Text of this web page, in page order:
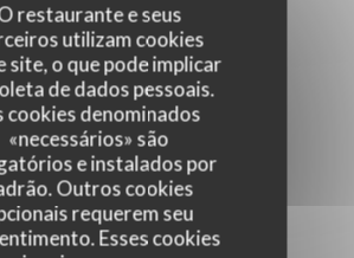
restaurante e seus
utilizam cookies
site, o que pode implicar
de dados pessoais.
cookies denominados
«necessários» são
e instalados por
Outros cookies
requerem seu
Esses cookies